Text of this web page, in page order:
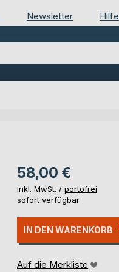
Newsletter Hilfe
58,00 €
inkl. MwSt. / portofrei
sofort verfügbar
IN DEN WARENKORB
Auf die Merkliste